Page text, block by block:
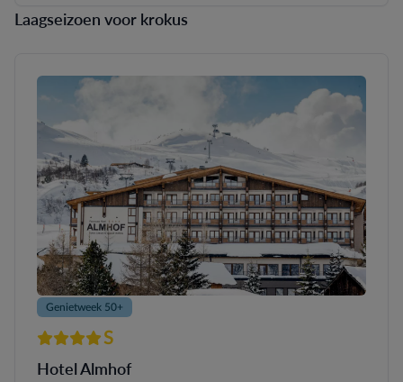
Laagseizoen voor krokus
Genietweek 50+
4 sterren Superior
S
Hotel Almhof